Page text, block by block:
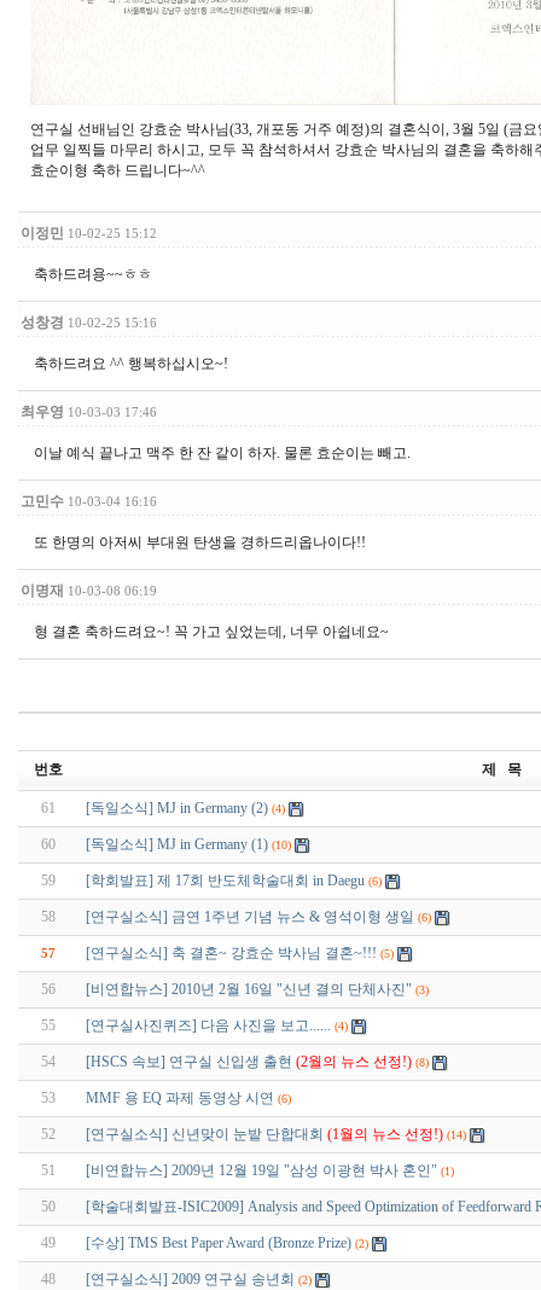
연구실 선배님인 강효순 박사님(33, 개포동 거주 예정)의 결혼식이, 3월 5일 (금
업무 일찍들 마무리 하시고, 모두 꼭 참석하셔서 강효순 박사님의 결혼을 축하해
효순이형 축하 드립니다~^^
이정민 10-02-25 15:12
축하드려용~~ㅎㅎ
성창경 10-02-25 15:16
축하드려요 ^^ 행복하십시오~!
최우영 10-03-03 17:46
이날 예식 끝나고 맥주 한 잔 같이 하자. 물론 효순이는 빼고.
고민수 10-03-04 16:16
또 한명의 아저씨 부대원 탄생을 경하드리옵나이다!!
이명재 10-03-08 06:19
형 결혼 축하드려요~! 꼭 가고 싶었는데, 너무 아쉽네요~
번호 제 목
61 [독일소식] MJ in Germany (2) (4)
60 [독일소식] MJ in Germany (1) (10)
59 [학회발표] 제 17회 반도체학술대회 in Daegu (6)
58 [연구실소식] 금연 1주년 기념 뉴스 & 영석이형 생일 (6)
57 [연구실소식] 축 결혼~ 강효순 박사님 결혼~!!! (5)
56 [비연합뉴스] 2010년 2월 16일 "신년 결의 단체사진" (3)
55 [연구실사진퀴즈] 다음 사진을 보고...... (4)
54 [HSCS 속보] 연구실 신입생 출현 (2월의 뉴스 선정!) (8)
53 MMF 용 EQ 과제 동영상 시연 (6)
52 [연구실소식] 신년맞이 눈밭 단합대회 (1월의 뉴스 선정!) (14)
51 [비연합뉴스] 2009년 12월 19일 "삼성 이광현 박사 혼인" (1)
50 [학술대회발표-ISIC2009] Analysis and Speed Optimization of Feedforward
49 [수상] TMS Best Paper Award (Bronze Prize) (2)
48 [연구실소식] 2009 연구실 송년회 (2)